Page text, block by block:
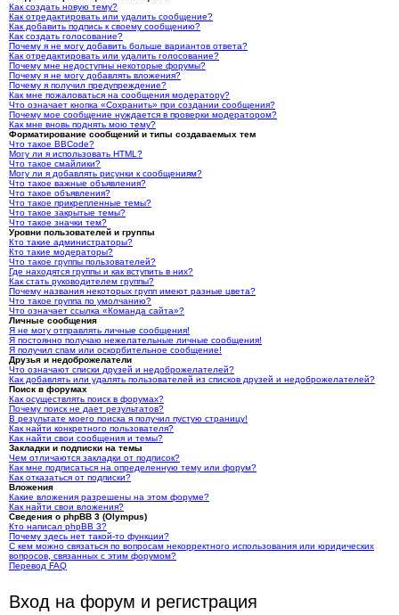
Как создать новую тему?
Как отредактировать или удалить сообщение?
Как добавить подпись к своему сообщению?
Как создать голосование?
Почему я не могу добавить больше вариантов ответа?
Как отредактировать или удалить голосование?
Почему мне недоступны некоторые форумы?
Почему я не могу добавлять вложения?
Почему я получил предупреждение?
Как мне пожаловаться на сообщения модератору?
Что означает кнопка «Сохранить» при создании сообщения?
Почему мое сообщение нуждается в проверки модератором?
Как мне вновь поднять мою тему?
Форматирование сообщений и типы создаваемых тем
Что такое BBCode?
Могу ли я использовать HTML?
Что такое смайлики?
Могу ли я добавлять рисунки к сообщениям?
Что такое важные объявления?
Что такое объявления?
Что такое прикрепленные темы?
Что такое закрытые темы?
Что такое значки тем?
Уровни пользователей и группы
Кто такие администраторы?
Кто такие модераторы?
Что такое группы пользователей?
Где находятся группы и как вступить в них?
Как стать руководителем группы?
Почему названия некоторых групп имеют разные цвета?
Что такое группа по умолчанию?
Что означает ссылка «Команда сайта»?
Личные сообщения
Я не могу отправлять личные сообщения!
Я постоянно получаю нежелательные личные сообщения!
Я получил спам или оскорбительное сообщение!
Друзья и недоброжелатели
Что означают списки друзей и недоброжелателей?
Как добавлять или удалять пользователей из списков друзей и недоброжелателей?
Поиск в форумах
Как осуществлять поиск в форумах?
Почему поиск не дает результатов?
В результате моего поиска я получил пустую страницу!
Как найти конкретного пользователя?
Как найти свои сообщения и темы?
Закладки и подписки на темы
Чем отличаются закладки от подписок?
Как мне подписаться на определенную тему или форум?
Как отказаться от подписки?
Вложения
Какие вложения разрешены на этом форуме?
Как найти свои вложения?
Сведения о phpBB 3 (Olympus)
Кто написал phpBB 3?
Почему здесь нет такой-то функции?
С кем можно связаться по вопросам некорректного использования или юридических
вопросов, связанных с этим форумом?
Перевод FAQ
Вход на форум и регистрация